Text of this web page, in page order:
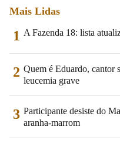
Mais Lidas
1 A Fazenda 18: lista
2 Quem é Eduardo, cantor
leucemia grave
3 Participante desiste do
aranha-marrom